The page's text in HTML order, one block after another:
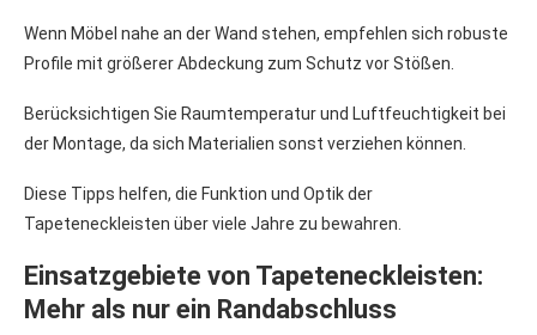
Wenn Möbel nahe an der Wand stehen, empfehlen sich robuste
Profile mit größerer Abdeckung zum Schutz vor Stößen.
Berücksichtigen Sie Raumtemperatur und Luftfeuchtigkeit bei
der Montage, da sich Materialien sonst verziehen können.
Diese Tipps helfen, die Funktion und Optik der
Tapeteneckleisten über viele Jahre zu bewahren.
Einsatzgebiete von Tapeteneckleisten:
Mehr als nur ein Randabschluss